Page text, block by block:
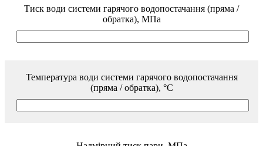
Тиск води системи гарячого водопостачання (пряма /
обратка), МПа
Температура води системи гарячого водопостачання
(пряма / обратка), °С